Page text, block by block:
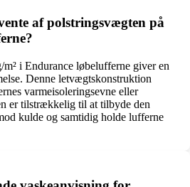
af polstringsvægten på
i Endurance løbelufferne giver en
Denne letvægtskonstruktion
varmeisoleringsevne eller
er tilstrækkelig til at tilbyde den
kulde og samtidig holde lufferne